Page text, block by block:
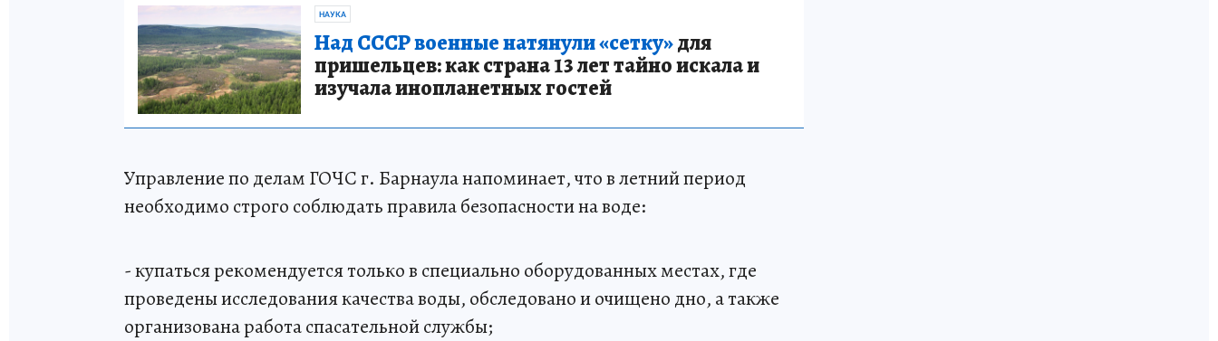
НАУКА
Над СССР военные натянули «сетку»для
пришельцев: как страна 13 лет тайно искала и
изучала инопланетных гостей
Управление по делам ГОЧС г. Барнаула напоминает, что в летний период
необходимо строго соблюдать правила безопасности на воде:
- купаться рекомендуется только в специально оборудованных местах, где
проведены исследования качества воды, обследовано и очищено дно, а также
организована работа спасательной службы;